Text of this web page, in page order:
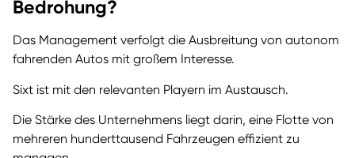
Bedrohung?
Das Management verfolgt die Ausbreitung von autonom
fahrenden Autos mit großem Interesse.
Sixt ist mit den relevanten Playern im Austausch.
Die Stärke des Unternehmens liegt darin, eine Flotte von
mehreren hunderttausend Fahrzeugen effizient zu